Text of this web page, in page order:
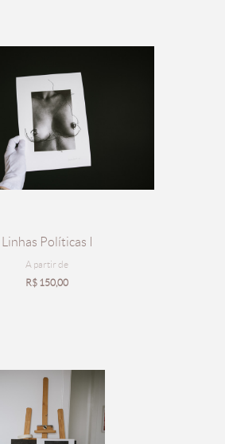
Linhas Políticas I
A partir de
R$ 150,00